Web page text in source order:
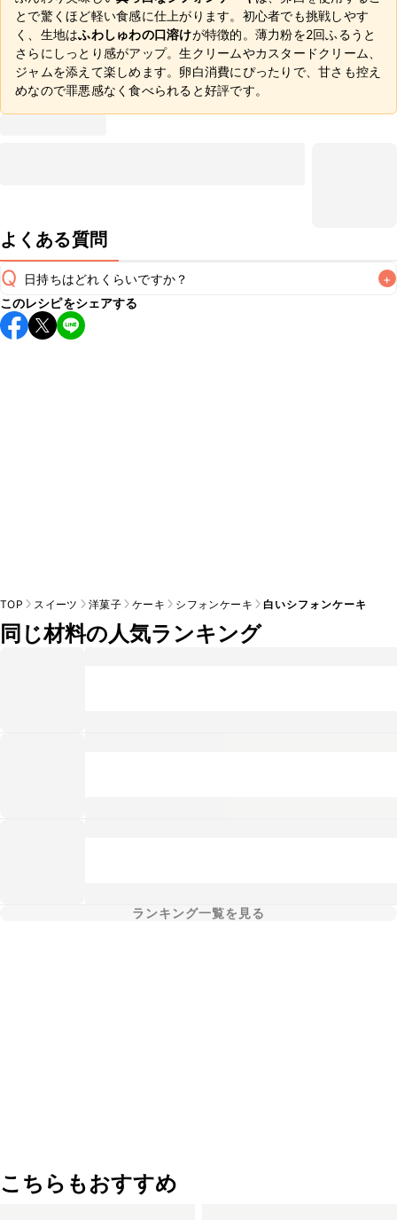
とで驚くほど軽い食感に仕上がります。初心者でも挑戦しやす
く、生地はふわしゅわの口溶けが特徴的。薄力粉を2回ふるうと
さらにしっとり感がアップ。生クリームやカスタードクリーム、
ジャムを添えて楽しめます。卵白消費にぴったりで、甘さも控え
めなので罪悪感なく食べられると好評です。
よくある質問
Q 日持ちはどれくらいですか？ +
保存期間は冷蔵で2~3日が目安です。なるべくお早めにお召
し上がりください。
このレシピをシェアする
TOP スイーツ 洋菓子 ケーキ シフォンケーキ 白いシフォンケーキ
同じ材料の人気ランキング
ランキング一覧を見る
こちらもおすすめ